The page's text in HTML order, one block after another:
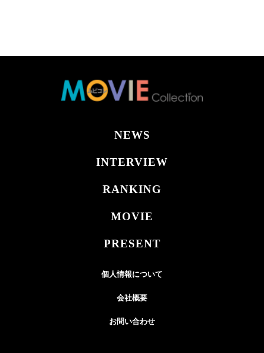
NEWS
INTERVIEW
RANKING
MOVIE
PRESENT
個人情報について
会社概要
お問い合わせ